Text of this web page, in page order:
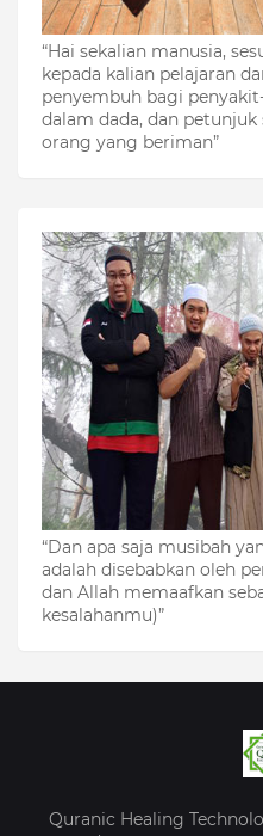
“Hai sekalian manusia,
kepada kalian pelajaran
penyembuh bagi
dalam dada, dan
orang yang beriman”
“Dan apa saja musibah
adalah disebabkan oleh
dan Allah memaafkan
kesalahanmu)”
Quranic Healing